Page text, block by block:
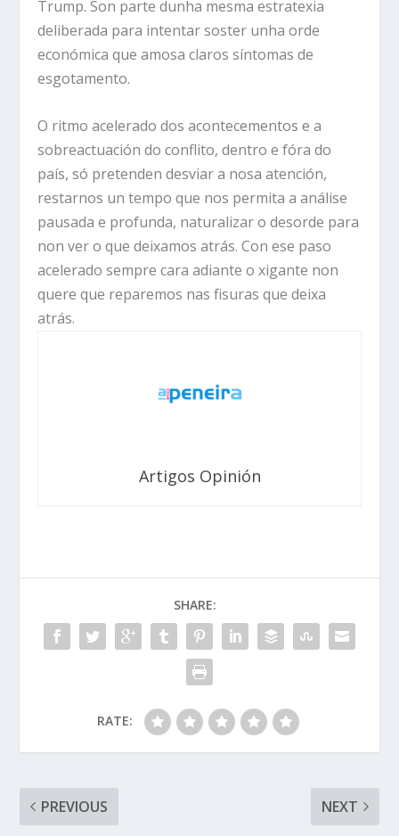
Trump. Son parte dunha mesma estratexia
deliberada para intentar soster unha orde
económica que amosa claros síntomas de
esgotamento.
O ritmo acelerado dos acontecementos e a
sobreactuación do conflito, dentro e fóra do
país, só pretenden desviar a nosa atención,
restarnos un tempo que nos permita a análise
pausada e profunda, naturalizar o desorde para
non ver o que deixamos atrás. Con ese paso
acelerado sempre cara adiante o xigante non
quere que reparemos nas fisuras que deixa
atrás.
Artigos Opinión
SHARE:
RATE:
PREVIOUS NEXT